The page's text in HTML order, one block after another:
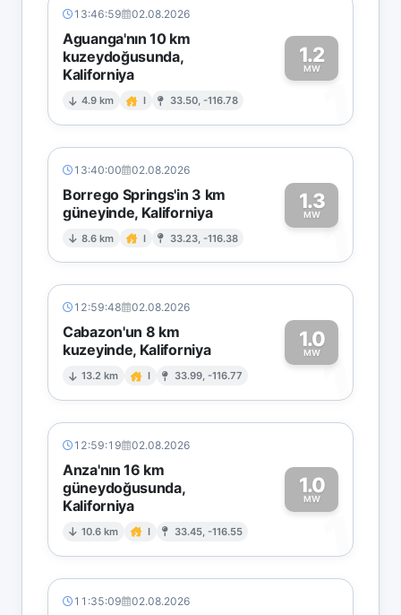
13:46:59 02.08.2026
Aguanga'nın 10 km
kuzeydoğusunda,
Kaliforniya
4.9 km I 33.50, -116.78
1.2
MW
1
13:40:00 02.08.2026
Borrego Springs'in 3 km
güneyinde, Kaliforniya
8.6 km I 33.23, -116.38
1.3
MW1
12:59:48 02.08.2026
Cabazon'un 8 km
kuzeyinde, Kaliforniya
13.2 km I 33.99, -116.77
1.0
MW1
12:59:19 02.08.2026
Anza'nın 16 km
güneydoğusunda,
Kaliforniya
10.6 km I 33.45, -116.55
1.0
MW
1
11:35:09 02.08.2026